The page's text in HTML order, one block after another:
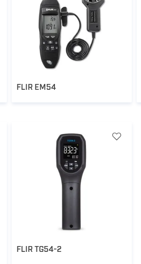
FLIR EM54
FLIR TG54-2